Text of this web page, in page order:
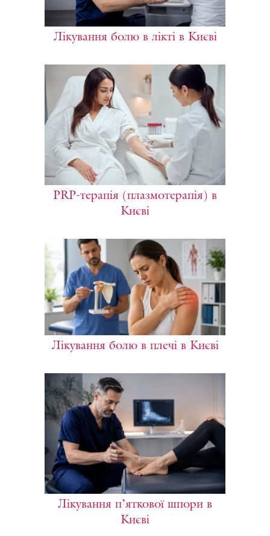
Лікування болю в лікті в Києві
PRP-терапія (плазмотерапія) в
Києві
Лікування болю в плечі в Києві
Лікування п’яткової шпори в
Києві